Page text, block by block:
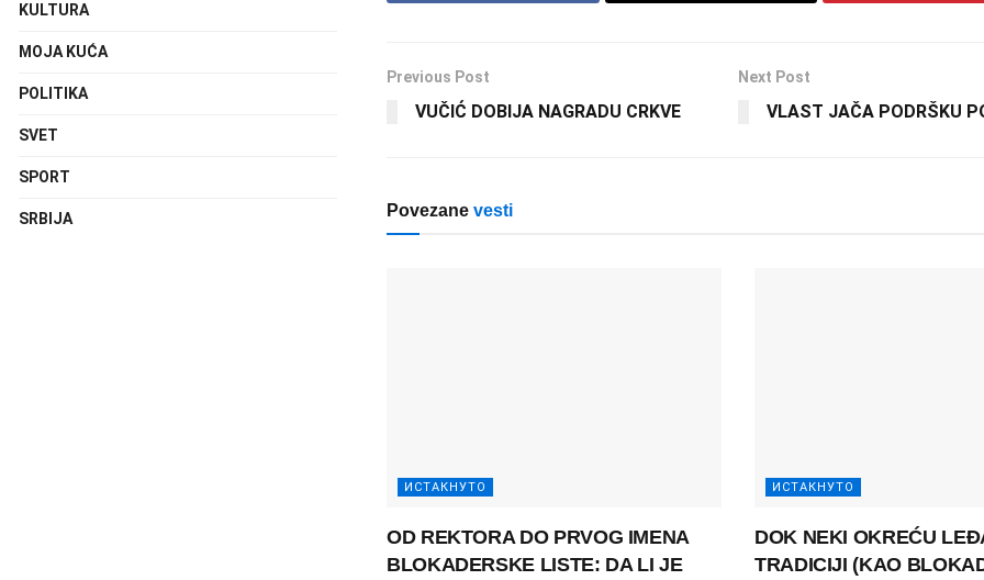
Previous Post
VUČIĆ DOBIJA NAGRADU CRKVE
Next Post
VLAST JAČA PODRŠKU
Povezane vesti
ИСТАКНУТО
OD REKTORA DO PRVOG IMENA
BLOKADERSKE LISTE: DA LI JE
ИСТАКНУТО
DOK NEKI OKREĆU
TRADICIJI (KAO
KULTURA
MOJA KUĆA
POLITIKA
SVET
SPORT
SRBIJA